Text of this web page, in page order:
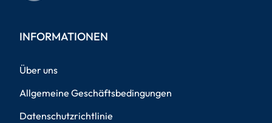
INFORMATIONEN
Über uns
Allgemeine Geschäftsbedingungen
Datenschutzrichtlinie